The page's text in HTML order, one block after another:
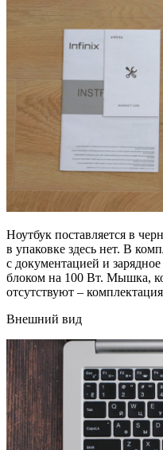
Ноутбук поставляется в
в упаковке здесь нет. В
с документацией и
блоком на 100 Вт. Мышка,
отсутствуют –
Внешний вид